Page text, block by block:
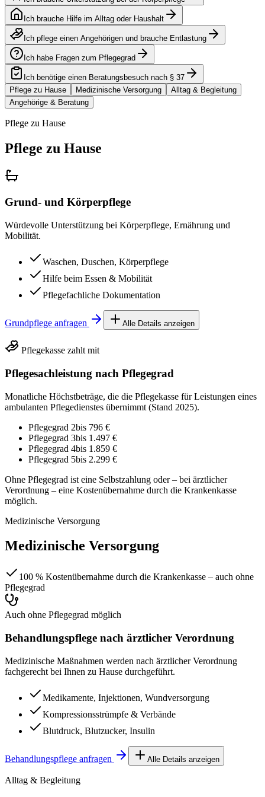
Ich brauche Hilfe im Alltag oder Haushalt
Ich pflege einen Angehörigen und brauche Entlastung
Ich habe Fragen zum Pflegegrad
Ich benötige einen Beratungsbesuch nach § 37
Pflege zu Hause
Medizinische Versorgung
Alltag & Begleitung
Angehörige & Beratung
Pflege zu Hause
Pflege zu Hause
Grund- und Körperpflege
Würdevolle Unterstützung bei Körperpflege, Ernährung und
Mobilität.
Waschen, Duschen, Körperpflege
Hilfe beim Essen & Mobilität
Pflegefachliche Dokumentation
Grundpflege anfragen Alle Details anzeigen
Pflegekasse zahlt mit
Pflegesachleistung nach Pflegegrad
Monatliche Höchstbeträge, die die Pflegekasse für Leistungen eines
ambulanten Pflegedienstes übernimmt (Stand 2025).
Pflegegrad 2bis 796 €
Pflegegrad 3bis 1.497 €
Pflegegrad 4bis 1.859 €
Pflegegrad 5bis 2.299 €
Ohne Pflegegrad ist eine Selbstzahlung oder – bei ärztlicher
Verordnung – eine Kostenübernahme durch die Krankenkasse
möglich.
Medizinische Versorgung
Medizinische Versorgung
100 % Kostenübernahme durch die Krankenkasse – auch ohne
Pflegegrad
Auch ohne Pflegegrad möglich
Behandlungspflege nach ärztlicher Verordnung
Medizinische Maßnahmen werden nach ärztlicher Verordnung
fachgerecht bei Ihnen zu Hause durchgeführt.
Medikamente, Injektionen, Wundversorgung
Kompressionsstrümpfe & Verbände
Blutdruck, Blutzucker, Insulin
Behandlungspflege anfragen Alle Details anzeigen
Alltag & Begleitung